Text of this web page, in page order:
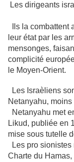
Les dirigeants
Ils la combattent
leur état par les
mensonges,
complicité
le Moyen-Orient.
Les Israèliens
Netanyahu, moins
Netanyahu met
Likud, publiée en
mise sous tutelle
Les pro
Charte du